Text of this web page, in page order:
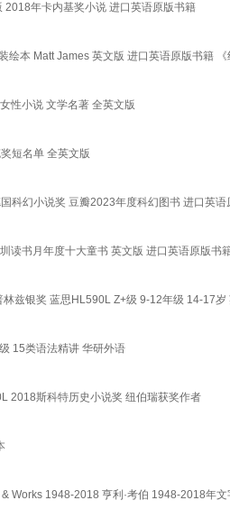
年卡内基奖小说 进口英语原版书籍
本 Matt James 英文版 进口英语原版书籍
性小说 文学名著 全英文版
短名单 全英文版
科幻小说奖 豆瓣2023年度科幻图书 进口英语
读书月年度十大童书 英文版 进口英语原版书
兹银奖 蓝思HL590L Z+级 9-12年级 14-17
15类语法精讲 华研外语
2018斯科特历史小说奖 纽伯瑞获奖作者
Works 1948-2018 亨利·考伯 1948-2018年